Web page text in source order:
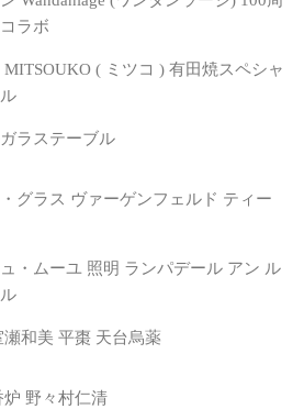
ラボ
MITSOUKO ( ミツコ ) 有田焼スペシャ
ラステーブル
グラス ヴァーゲンフェルド ティー
・ムーユ 照明 ランパデール アン ル
瀬和美 平棗 天台烏薬
炉 野々村仁清